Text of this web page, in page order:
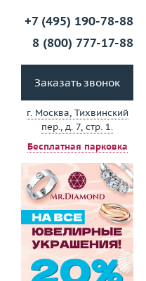
+7 (495) 190-78-88
8 (800) 777-17-88
Заказать звонок
г. Москва, Тихвинский
пер., д. 7, стр. 1.
Бесплатная парковка